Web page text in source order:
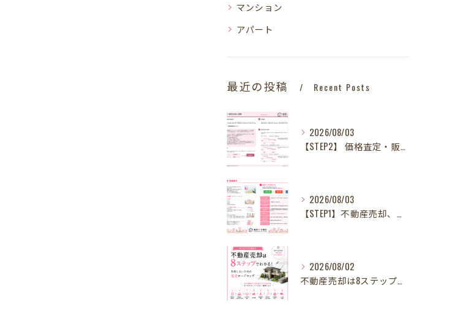
マンション
アパート
最近の投稿 Recent Posts
2026/08/03
【STEP2】 価格査定・販売方法のご提案
2026/08/03
【STEP1】不動産売却、何から始める？失敗しないために最初に整理したい3～4つのこと
2026/08/02
不動産売却は8ステップでわかる！ 失敗しないための完全ロードマップ